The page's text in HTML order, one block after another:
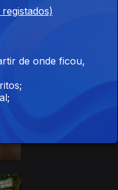
Ilha do Sal,
de onde ficou,